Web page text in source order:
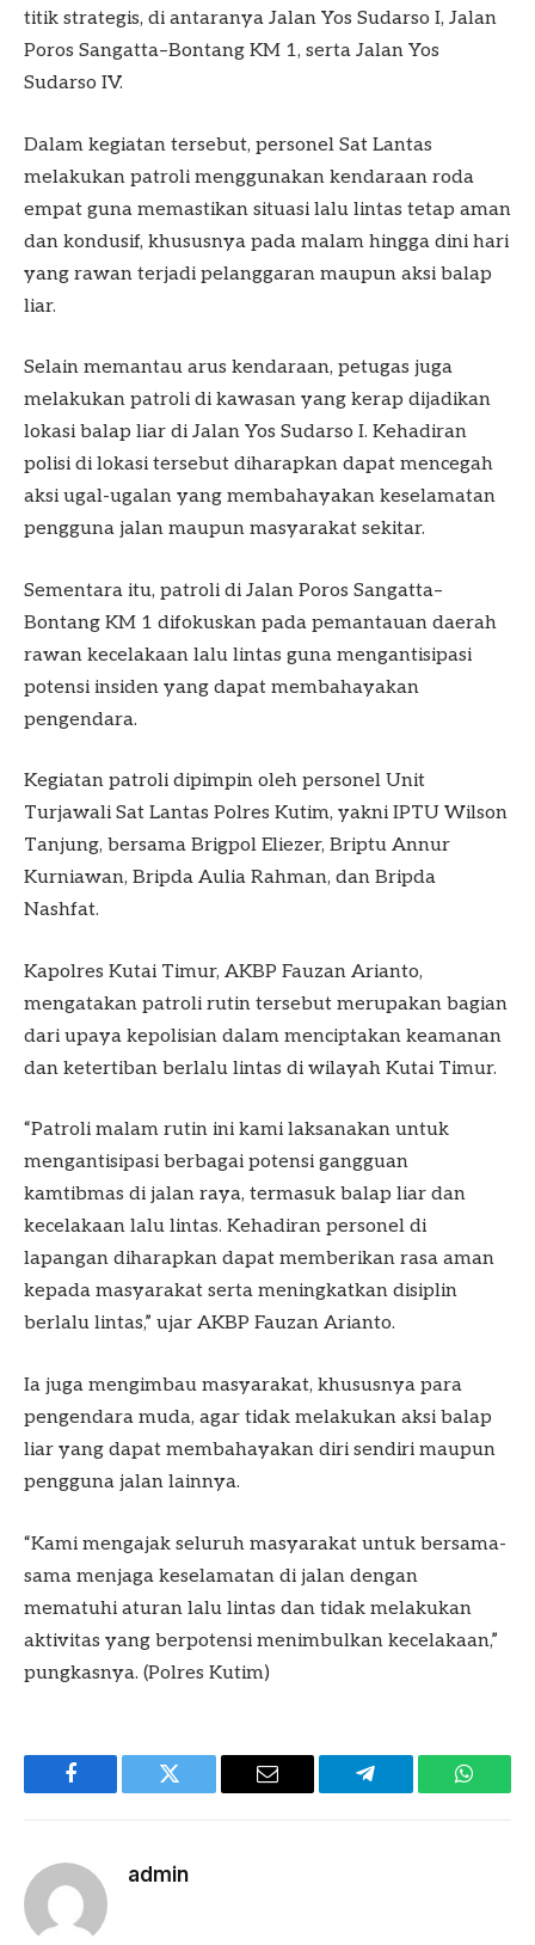
titik strategis, di antaranya Jalan Yos Sudarso I, Jalan
Poros Sangatta–Bontang KM 1, serta Jalan Yos
Sudarso IV.
Dalam kegiatan tersebut, personel Sat Lantas
melakukan patroli menggunakan kendaraan roda
empat guna memastikan situasi lalu lintas tetap aman
dan kondusif, khususnya pada malam hingga dini hari
yang rawan terjadi pelanggaran maupun aksi balap
liar.
Selain memantau arus kendaraan, petugas juga
melakukan patroli di kawasan yang kerap dijadikan
lokasi balap liar di Jalan Yos Sudarso I. Kehadiran
polisi di lokasi tersebut diharapkan dapat mencegah
aksi ugal-ugalan yang membahayakan keselamatan
pengguna jalan maupun masyarakat sekitar.
Sementara itu, patroli di Jalan Poros Sangatta–
Bontang KM 1 difokuskan pada pemantauan daerah
rawan kecelakaan lalu lintas guna mengantisipasi
potensi insiden yang dapat membahayakan
pengendara.
Kegiatan patroli dipimpin oleh personel Unit
Turjawali Sat Lantas Polres Kutim, yakni IPTU Wilson
Tanjung, bersama Brigpol Eliezer, Briptu Annur
Kurniawan, Bripda Aulia Rahman, dan Bripda
Nashfat.
Kapolres Kutai Timur, AKBP Fauzan Arianto,
mengatakan patroli rutin tersebut merupakan bagian
dari upaya kepolisian dalam menciptakan keamanan
dan ketertiban berlalu lintas di wilayah Kutai Timur.
“Patroli malam rutin ini kami laksanakan untuk
mengantisipasi berbagai potensi gangguan
kamtibmas di jalan raya, termasuk balap liar dan
kecelakaan lalu lintas. Kehadiran personel di
lapangan diharapkan dapat memberikan rasa aman
kepada masyarakat serta meningkatkan disiplin
berlalu lintas,” ujar AKBP Fauzan Arianto.
Ia juga mengimbau masyarakat, khususnya para
pengendara muda, agar tidak melakukan aksi balap
liar yang dapat membahayakan diri sendiri maupun
pengguna jalan lainnya.
“Kami mengajak seluruh masyarakat untuk bersama-
sama menjaga keselamatan di jalan dengan
mematuhi aturan lalu lintas dan tidak melakukan
aktivitas yang berpotensi menimbulkan kecelakaan,”
pungkasnya. (Polres Kutim)
Facebook Twitter Email Telegram
admin